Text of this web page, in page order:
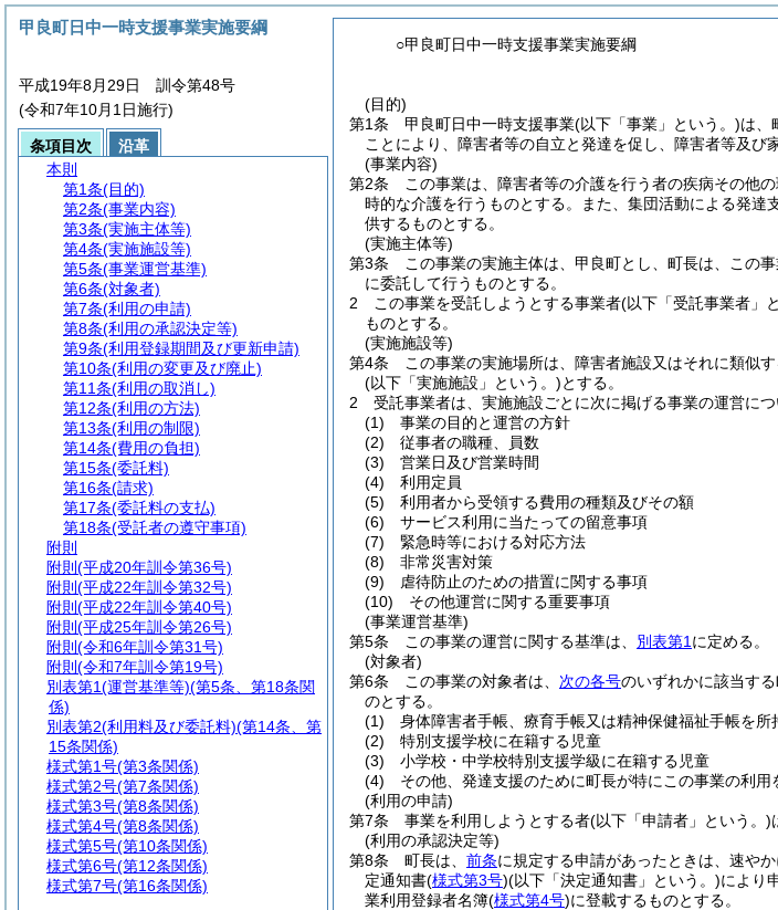
○甲良町日中一時支援事業実施要綱
(目的)
第1条
甲良町日中一時支援事業(以下「事業」という。)は、
ことにより、障害者等の自立と発達を促し、障害者等及び
(事業内容)
第2条
この事業は、障害者等の介護を行う者の疾病その他
時的な介護を行うものとする。
また、集団活動による発達
供するものとする。
(実施主体等)
第3条
この事業の実施主体は、甲良町とし、町長は、この
に委託して行うものとする。
2
この事業を受託しようとする事業者(以下「受託事業者」
ものとする。
(実施施設等)
第4条
この事業の実施場所は、障害者施設又はそれに類似
(以下「実施施設」という。)とする。
2
受託事業者は、実施施設ごとに次に掲げる事業の運営に
(1)
事業の目的と運営の方針
(2)
従事者の職種、員数
(3)
営業日及び営業時間
(4)
利用定員
(5)
利用者から受領する費用の種類及びその額
(6)
サービス利用に当たっての留意事項
(7)
緊急時等における対応方法
(8)
非常災害対策
(9)
虐待防止のための措置に関する事項
(10)
その他運営に関する重要事項
(事業運営基準)
第5条
この事業の運営に関する基準は、 別表第1 に定める。
(対象者)
第6条
この事業の対象者は、 次の各号のいずれかに該当す
のとする。
(1)
身体障害者手帳、療育手帳又は精神保健福祉手帳を
(2)
特別支援学校に在籍する児童
(3)
小学校・中学校特別支援学級に在籍する児童
(4)
その他、発達支援のために町長が特にこの事業の利用
(利用の申請)
第7条
事業を利用しようとする者(以下「申請者」という。)
(利用の承認決定等)
第8条
町長は、 前条に規定する申請があったときは、速や
定通知書(様式第3号)(以下「決定通知書」という。)により
業利用登録者名簿(様式第4号)に登載するものとする。
甲良町日中一時支援事業実施要綱
平成19年8月29日 訓令第48号
(令和7年10月1日施行)
条項目次
沿革
本則
第1条(目的)
第2条(事業内容)
第3条(実施主体等)
第4条(実施施設等)
第5条(事業運営基準)
第6条(対象者)
第7条(利用の申請)
第8条(利用の承認決定等)
第9条(利用登録期間及び更新申請)
第10条(利用の変更及び廃止)
第11条(利用の取消し)
第12条(利用の方法)
第13条(利用の制限)
第14条(費用の負担)
第15条(委託料)
第16条(請求)
第17条(委託料の支払)
第18条(受託者の遵守事項)
附則
附則 (平成20年訓令第36号)
附則 (平成22年訓令第32号)
附則 (平成22年訓令第40号)
附則 (平成25年訓令第26号)
附則 (令和6年訓令第31号)
附則 (令和7年訓令第19号)
別表第1(運営基準等)(第5条、第18条関
係)
別表第2(利用料及び委託料)(第14条、第
15条関係)
様式第1号(第3条関係)
様式第2号(第7条関係)
様式第3号(第8条関係)
様式第4号(第8条関係)
様式第5号(第10条関係)
様式第6号(第12条関係)
様式第7号(第16条関係)